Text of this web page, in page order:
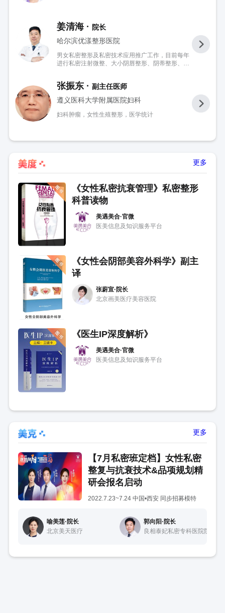
姜清海 ·院长
哈尔滨优漾整形医院
男女私密整形及私密技术应用推广工作，目前每年
进行私密注射微整、大小阴唇整形、阴蒂整形、阴
例，通过不断的实践交流形成自己的技术特色，主
张予顾客个性化计划性治疗。
张振东 ·副主任医师
遵义医科大学附属医院妇科
妇科肿瘤，女性生殖整形，医学统计
更多
《女性私密抗衰管理》私密整形
科普读物
美遇美合·官微
医美信息及知识服务平台
《女性会阴部美容外科学》副主
译
张蔚宣·院长
北京画美医疗美容医院
《医生IP深度解析》
美遇美合·官微
医美信息及知识服务平台
更多
【7月私密班定档】女性私密
整复与抗衰技术&品项规划精
研会报名启动
2022.7.23~7.24 中国•西安 同步招募模特
喻美莲·院长
北京美天医疗
郭向阳·院长
良相泰妃私密专科医院院长